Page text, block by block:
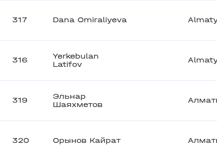
317 Dana Omiraliyeva
316
Yerkebulan
Latifov
319
Эльнар
Шаяхметов
320 Орынов Кайрат